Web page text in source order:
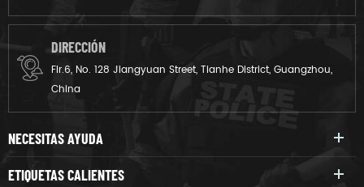
DIRECCIÓN
Flr.6, No. 128 Jiangyuan Street, Tianhe District, Guangzhou,
China
NECESITAS AYUDA
ETIQUETAS CALIENTES